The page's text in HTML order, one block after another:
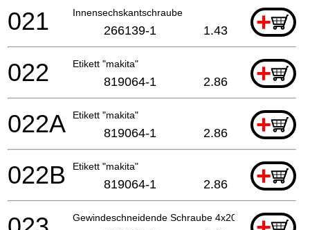
Innensechskantschraube +
021 266139-1 1.43
Etikett "makita" +
022 819064-1 2.86
Etikett "makita" +
022A 819064-1 2.86
Etikett "makita" +
022B 819064-1 2.86
Gewindeschneidende Schraube 4x20